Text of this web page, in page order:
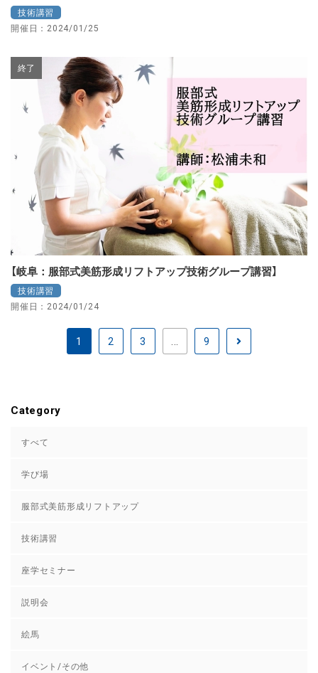
技術講習
開催日：2024/01/25
終了
【岐阜：服部式美筋形成リフトアップ技術グループ講習】
技術講習
開催日：2024/01/24
1 2 3 9
Category
すべて
学び場
服部式美筋形成リフトアップ
技術講習
座学セミナー
説明会
絵馬
イベント/その他